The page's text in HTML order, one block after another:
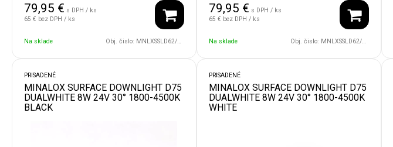
TapHome, Ampio, KNXumožňuje jednoduchú integráciu
do inteligentnej domácnosti.
79,95 € s DPH / ks
65 € bez DPH / ks
Na sklade Obj. čislo: MNLXSSLD62/12W/24V/60D/1800/4500/BK
TapHome, Ampio, KNXumožňuje jednoduchú integráciu
do inteligentnej domácnosti.
79,95 € s DPH / ks
65 € bez DPH / ks
Na sklade Obj. čislo: MNLXSSLD62/12W/24V/60D/1800/4500/WH
PRISADENÉ
MINALOX SURFACE DOWNLIGHT D75
DUALWHITE 8W 24V 30° 1800-4500K
BLACK
PRISADENÉ
MINALOX SURFACE DOWNLIGHT D75
DUALWHITE 8W 24V 30° 1800-4500K
WHITE